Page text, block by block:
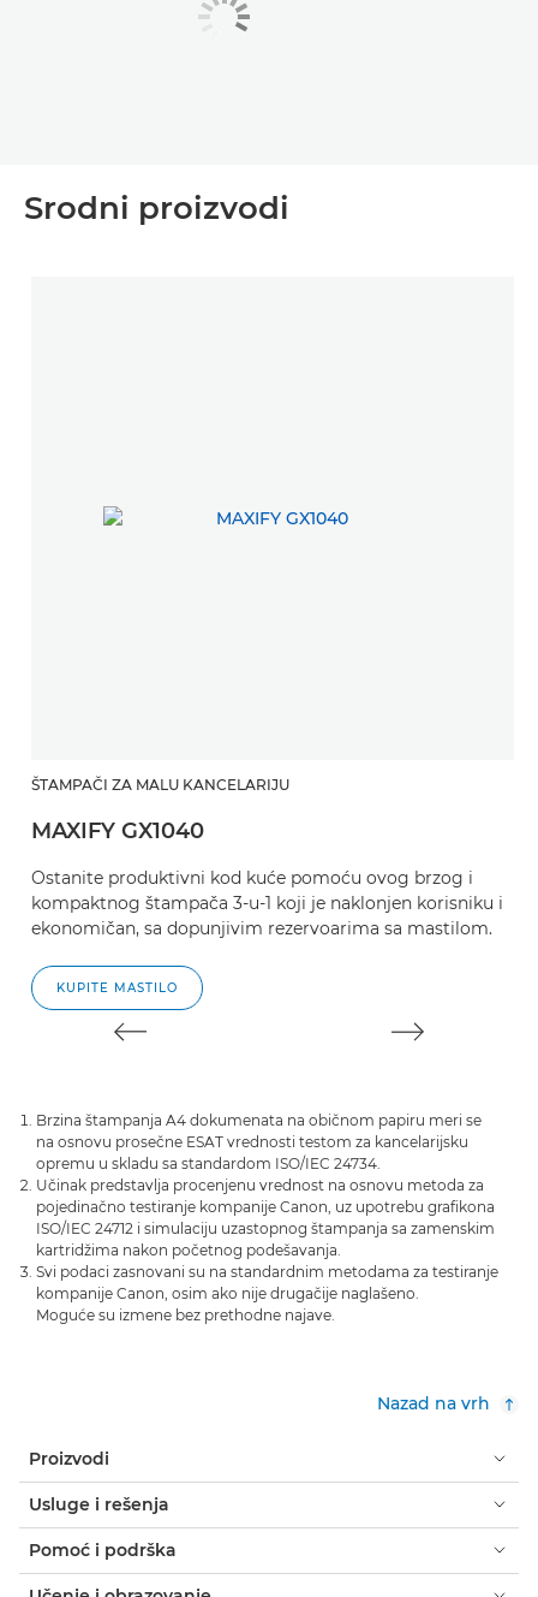
Srodni proizvodi
ŠTAMPAČI ZA MALU KANCELARIJU
MAXIFY GX1040
Ostanite produktivni kod kuće pomoću ovog brzog i
kompaktnog štampača 3-u-1 koji je naklonjen korisniku i
ekonomičan, sa dopunjivim rezervoarima sa mastilom.
KUPITE MASTILO
Brzina štampanja A4 dokumenata na običnom papiru meri se
na osnovu prosečne ESAT vrednosti testom za kancelarijsku
opremu u skladu sa standardom ISO/IEC 24734.
Učinak predstavlja procenjenu vrednost na osnovu metoda za
pojedinačno testiranje kompanije Canon, uz upotrebu grafikona
ISO/IEC 24712 i simulaciju uzastopnog štampanja sa zamenskim
kartridžima nakon početnog podešavanja.
Svi podaci zasnovani su na standardnim metodama za testiranje
kompanije Canon, osim ako nije drugačije naglašeno.
Moguće su izmene bez prethodne najave.
Nazad na vrh
Proizvodi
Usluge i rešenja
Pomoć i podrška